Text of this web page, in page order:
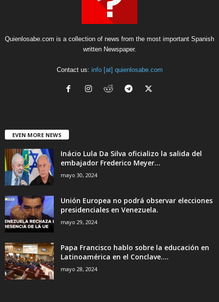
Quienlosabe.com is a collection of news from the most important Spanish
written Newspaper.
Contact us: info [at] quienlosabe.com
EVEN MORE NEWS
Inácio Lula Da Silva oficializo la salida del
embajador Frederico Meyer...
mayo 30, 2024
Unión Europea no podrá observar elecciones
presidenciales en Venezuela.
mayo 29, 2024
Papa Francisco hablo sobre la educación en
Latinoamérica en el Conclave....
mayo 28, 2024